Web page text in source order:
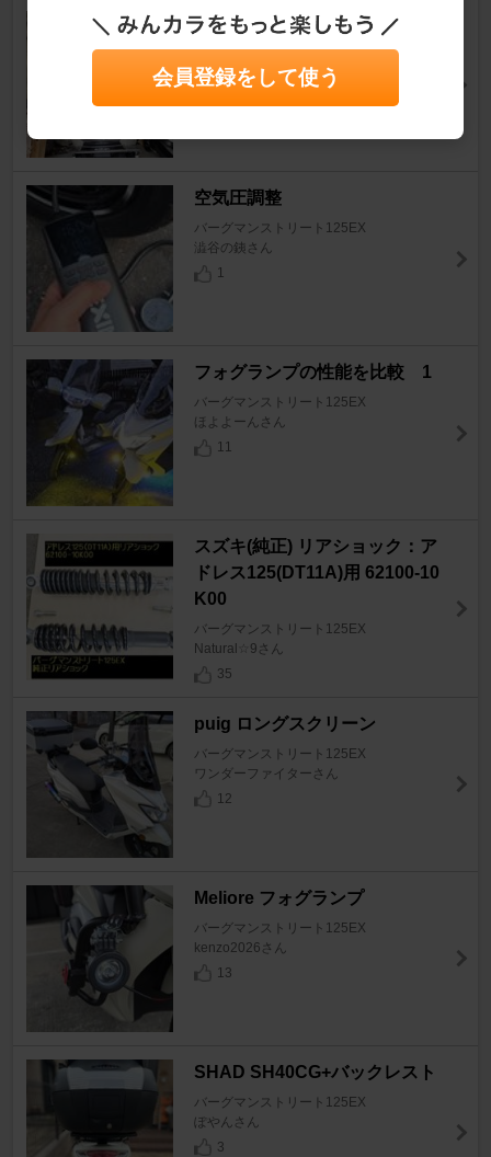
リアボックスの付け方
バーグマンストリート125EX
ほよよーんさん
空気圧調整
バーグマンストリート125EX
澁谷の銕さん
1
フォグランプの性能を比較 1
バーグマンストリート125EX
ほよよーんさん
11
スズキ(純正) リアショック：ア
ドレス125(DT11A)用 62100-10
K00
バーグマンストリート125EX
Natural☆9さん
35
puig ロングスクリーン
バーグマンストリート125EX
ワンダーファイターさん
12
Meliore フォグランプ
バーグマンストリート125EX
kenzo2026さん
13
SHAD SH40CG+バックレスト
バーグマンストリート125EX
ぽやんさん
3
会員登録をして使う